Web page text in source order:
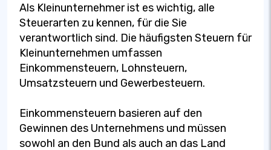
Als Kleinunternehmer ist es wichtig, alle
Steuerarten zu kennen, für die Sie
verantwortlich sind. Die häufigsten Steuern für
Kleinunternehmen umfassen
Einkommensteuern, Lohnsteuern,
Umsatzsteuern und Gewerbesteuern.
Einkommensteuern basieren auf den
Gewinnen des Unternehmens und müssen
sowohl an den Bund als auch an das Land